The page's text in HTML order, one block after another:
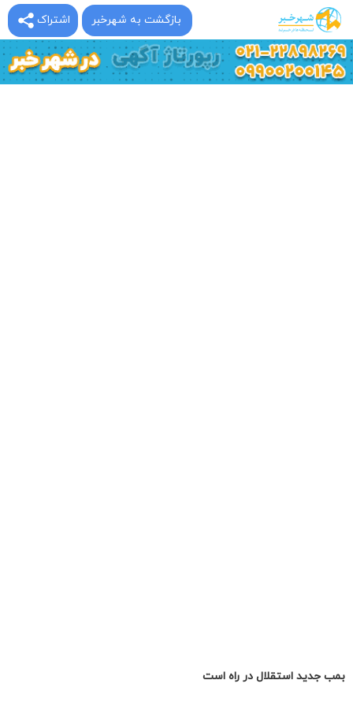
اشتراک بازگشت به شهرخبر
بمب جدید استقلال در راه است